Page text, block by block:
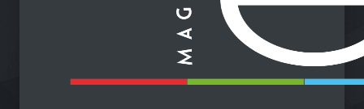
Salud 28 de septiembre de 2024